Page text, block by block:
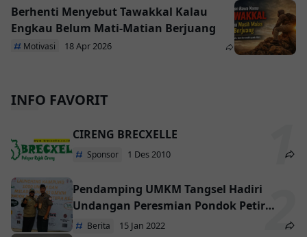
Berhenti Menyebut Tawakkal Kalau
Engkau Belum Mati-Matian Berjuang
Motivasi 18 Apr 2026
INFO FAVORIT
CIRENG BRECXELLE
Sponsor 1 Des 2010
Pendamping UMKM Tangsel Hadiri
Undangan Peresmian Pondok Petir
Kampung 1000 UMKM
Berita 15 Jan 2022